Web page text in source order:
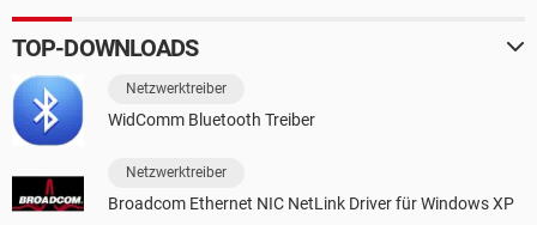
TOP-DOWNLOADS
Netzwerktreiber
WidComm Bluetooth Treiber
Netzwerktreiber
Broadcom Ethernet NIC NetLink Driver für Windows XP